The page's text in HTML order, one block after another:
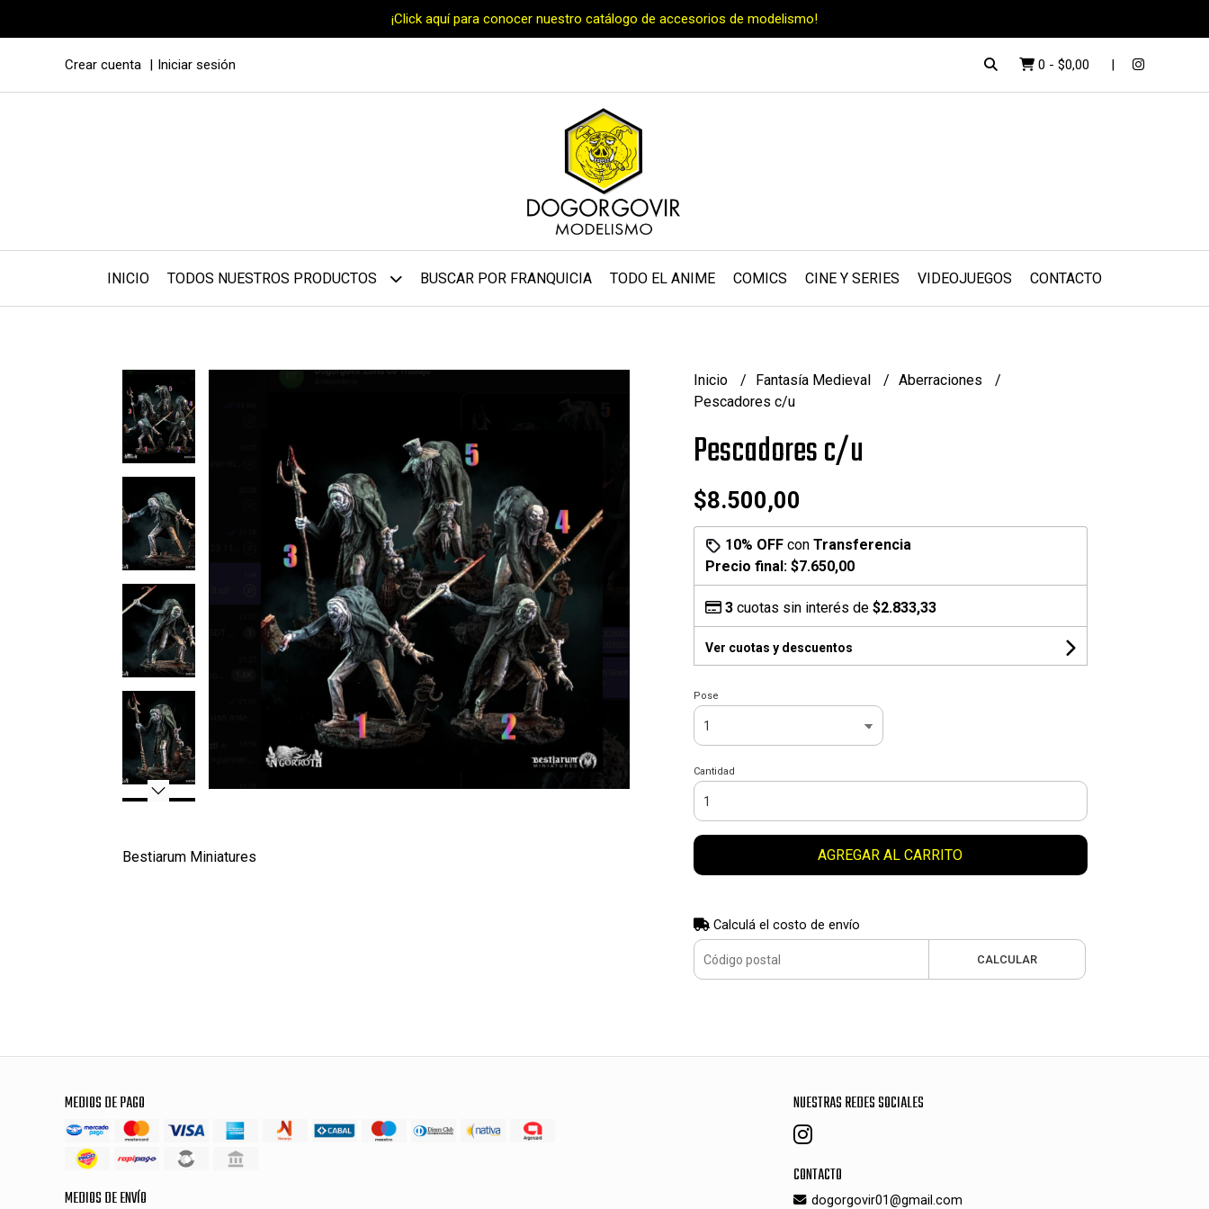
¡Click aquí para conocer nuestro catálogo de accesorios de modelismo!
Crear cuenta Iniciar sesión 0 - $0,00
INICIO TODOS NUESTROS PRODUCTOS BUSCAR POR FRANQUICIA TODO EL ANIME COMICS CINE Y SERIES VIDEOJUEGOS CONTACTO
Bestiarum Miniatures
Inicio Fantasía Medieval
Aberraciones
Pescadores c/u
Pescadores c/u
$8.500,00
10% OFFcon Transferencia
Precio final: $7.650,00
3cuotas sin interés de $2.833,33
Ver cuotas y descuentos
Pose
Cantidad
AGREGAR AL CARRITO
Calculá el costo de envío
CALCULAR
MEDIOS DE PAGO
MEDIOS DE ENVÍO
NUESTRAS REDES SOCIALES
CONTACTO
dogorgovir01@gmail.com